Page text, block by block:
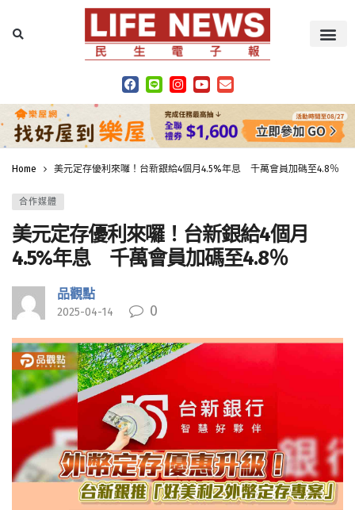
Home 美元定存優利來囉！台新銀給4個月4.5%年息 千萬會員加碼至4.8％
合作媒體
美元定存優利來囉！台新銀給4個月
4.5%年息 千萬會員加碼至4.8％
品觀點
2025-04-14 0